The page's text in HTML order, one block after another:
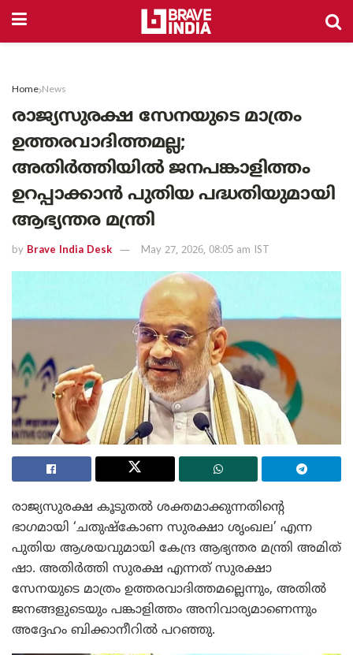
Home News
രാജ്യസുരക്ഷ സേനയുടെ മാത്രം
ഉത്തരവാദിത്തമല്ല;
അതിർത്തിയിൽ ജനപങ്കാളിത്തം
ഉറപ്പാക്കാൻ പുതിയ പദ്ധതിയുമായി
ആഭ്യന്തര മന്ത്രി
by Brave India Desk May 27, 2026, 08:05 am IST
രാജ്യസുരക്ഷ കൂടുതൽ ശക്തമാക്കുന്നതിന്റെ
ഭാഗമായി ‘ചതുഷ്കോണ സുരക്ഷാ ശൃംഖല’ എന്ന
പുതിയ ആശയവുമായി കേന്ദ്ര ആഭ്യന്തര മന്ത്രി അമിത്
ഷാ. അതിർത്തി സുരക്ഷ എന്നത് സുരക്ഷാ
സേനയുടെ മാത്രം ഉത്തരവാദിത്തമല്ലെന്നും, അതിൽ
ജനങ്ങളുടെയും പങ്കാളിത്തം അനിവാര്യമാണെന്നും
അദ്ദേഹം ബിക്കാനീറിൽ പറഞ്ഞു.